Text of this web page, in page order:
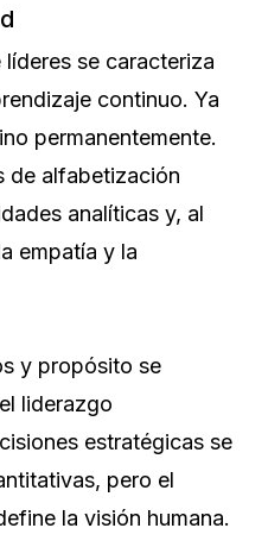
se caracteriza
continuo. Ya
permanentemente.
de alfabetización
analíticas y, al
empatía y la
y propósito se
liderazgo
estratégicas se
pero el
la visión humana.